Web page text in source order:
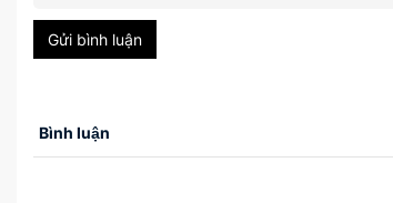
Gửi bình luận
Bình luận